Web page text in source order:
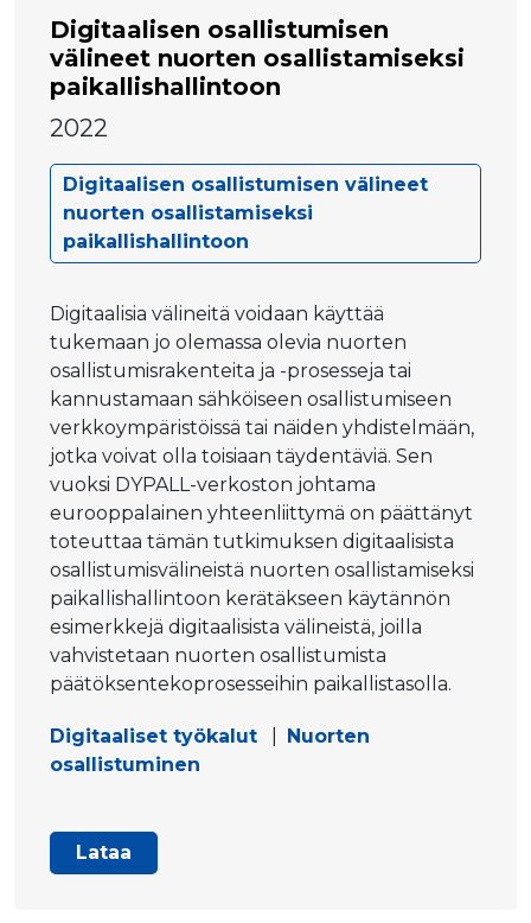
Digitaalisen osallistumisen
välineet nuorten osallistamiseksi
paikallishallintoon
2022
Digitaalisen osallistumisen välineet
nuorten osallistamiseksi
paikallishallintoon
Digitaalisia välineitä voidaan käyttää
tukemaan jo olemassa olevia nuorten
osallistumisrakenteita ja -prosesseja tai
kannustamaan sähköiseen osallistumiseen
verkkoympäristöissä tai näiden yhdistelmään,
jotka voivat olla toisiaan täydentäviä. Sen
vuoksi DYPALL-verkoston johtama
eurooppalainen yhteenliittymä on päättänyt
toteuttaa tämän tutkimuksen digitaalisista
osallistumisvälineistä nuorten osallistamiseksi
paikallishallintoon kerätäkseen käytännön
esimerkkejä digitaalisista välineistä, joilla
vahvistetaan nuorten osallistumista
päätöksentekoprosesseihin paikallistasolla.
Digitaaliset työkalut
Nuorten
osallistuminen
Lataa